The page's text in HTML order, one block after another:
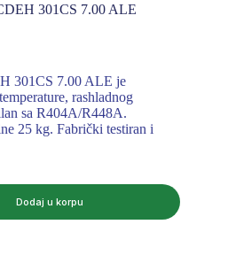
301CS 7.00 ALE
301CS 7.00 ALE je
rashladnog
sa R404A/R448A.
25 kg. Fabrički testiran i
Dodaj u korpu